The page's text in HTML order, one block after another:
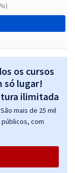
os cursos
só lugar!
mais de 25 mil
com